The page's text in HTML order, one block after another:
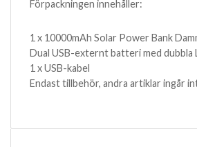
Förpackningen innehåller:
1 x 10000mAh Solar Power Bank
Dual USB-externt batteri med dubbla
1 x USB-kabel
Endast tillbehör, andra artiklar ingår